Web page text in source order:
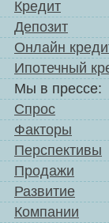
Кредит
Депозит
Онлайн
Ипотечный
Мы в прессе:
Спрос
Факторы
Перспективы
Продажи
Развитие
Компании